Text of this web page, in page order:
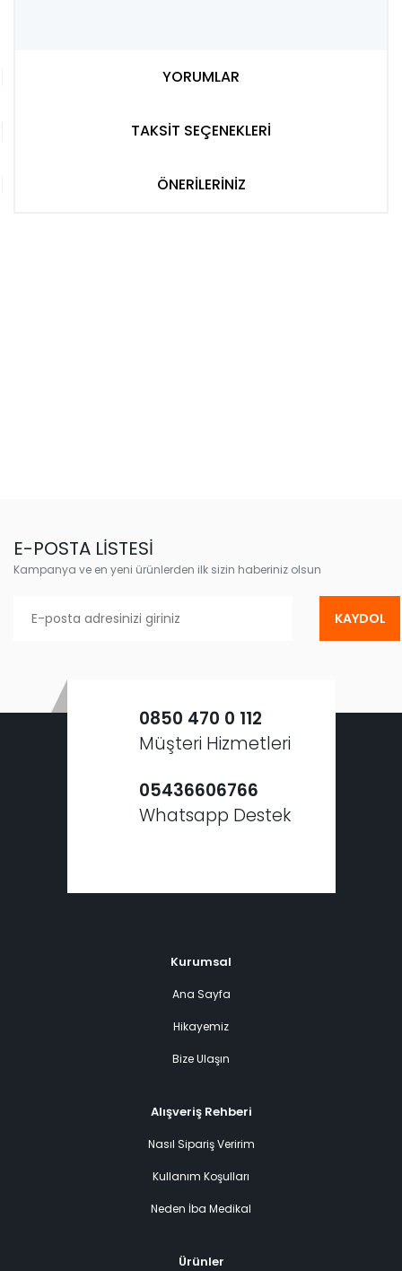
YORUMLAR
TAKSİT SEÇENEKLERİ
ÖNERİLERİNİZ
E-POSTA LİSTESİ
Kampanya ve en yeni ürünlerden ilk sizin haberiniz olsun
KAYDOL
0850 470 0 112
Müşteri Hizmetleri
05436606766
Whatsapp Destek
Kurumsal
Ana Sayfa
Hikayemiz
Bize Ulaşın
Alışveriş Rehberi
Nasıl Sipariş Veririm
Kullanım Koşulları
Neden İba Medikal
Ürünler